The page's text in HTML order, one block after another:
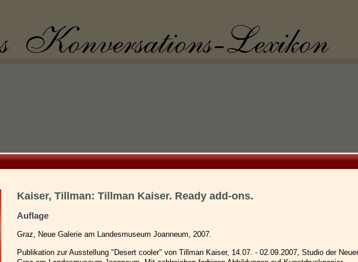
Kaiser, Tillman: Tillman Kaiser. Ready add-ons.
Auflage
Graz, Neue Galerie am Landesmuseum Joanneum, 2007.
Publikation zur Ausstellung "Desert cooler" von Tillman Kaiser, 14.07. - 02.09.2007, Studio der